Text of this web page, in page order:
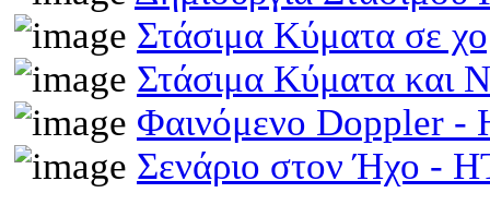
Στάσιμα Κύματα σε
Στάσιμα Κύματα και
Φαινόμενο Doppler -
Σενάριο στον Ήχο -